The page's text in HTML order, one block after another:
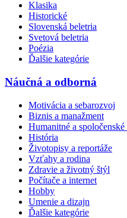
Klasika
Historické
Slovenská beletria
Svetová beletria
Poézia
Ďalšie kategórie
Náučná a odborná
Motivácia a sebarozvoj
Biznis a manažment
Humanitné a
História
Životopisy a reportáže
Vzťahy a rodina
Zdravie a životný štýl
Počítače a internet
Hobby
Umenie a dizajn
Ďalšie kategórie